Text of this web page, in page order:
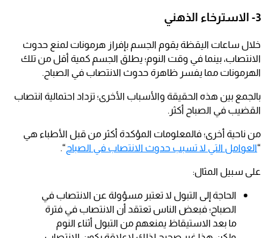
3- الاسترخاء الذهني
خلال ساعات اليقظة يقوم الجسم بإفراز هرمونات لمنع حدوث
الانتصاب، بينما في وقت النوم؛ يطلق الجسم كمية أقل من تلك
الهرمونات مما يفسر ظاهرة حدوث الانتصاب في الصباح.
بالجمع بين هذه الحقيقة والأسباب الأخرى؛ تزداد احتمالية انتصاب
القضيب في الصباح أكثر.
من ناحية أخرى؛ فالمعلومات المؤكدة أكثر من قبل الأطباء هي
“العوامل التي لا تسبب حدوث الانتصاب في الصباح “.
على سبيل المثال:
الحاجة إلى التبول لا تعتبر مسؤولة عن الانتصاب في
الصباح؛ فبعض الناس تعتقد أن الانتصاب في فترة
ما بعد الاستيقاظ يمنعهم من التبول أثناء النوم